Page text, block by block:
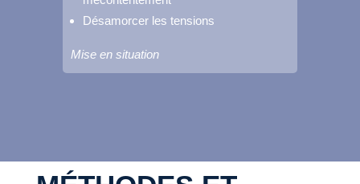
Désamorcer les tensions
Mise en situation